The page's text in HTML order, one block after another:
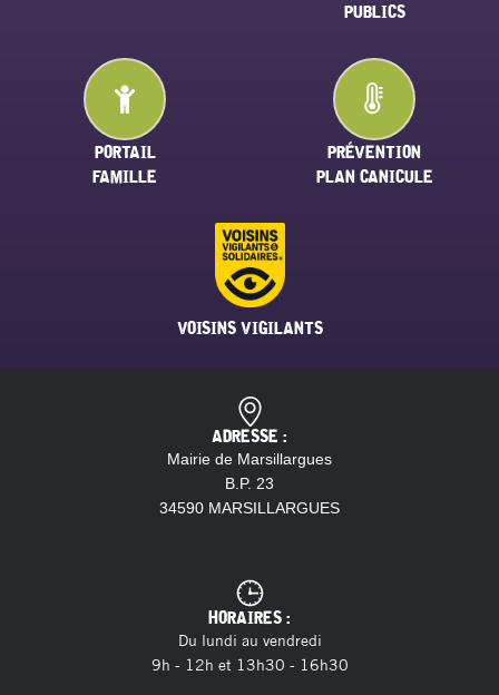
PUBLICS
PORTAIL
FAMILLE
PRÉVENTION
PLAN CANICULE
VOISINS VIGILANTS
ADRESSE :
Mairie de Marsillargues
B.P. 23
34590 MARSILLARGUES
HORAIRES :
Du lundi au vendredi
9h - 12h et 13h30 - 16h30